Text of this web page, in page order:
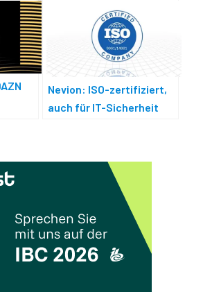
Nevion: ISO-zertifiziert,
auch für IT-Sicherheit